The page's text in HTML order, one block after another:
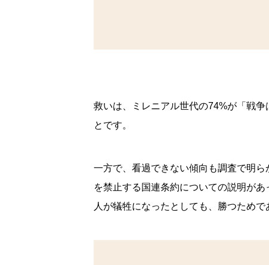
救いは、ミレニアル世代の74%が「戦
とです。
一方で、看過できない傾向も調査で明
を禁止する国連条約についての説明が
人が犠牲になったとしても、勝つため